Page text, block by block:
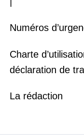
Numéros
Charte
déclaration de
La rédaction